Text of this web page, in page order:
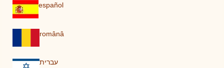
español
românâ
עברית